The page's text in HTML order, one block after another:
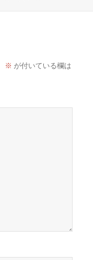
※ が付いている欄は